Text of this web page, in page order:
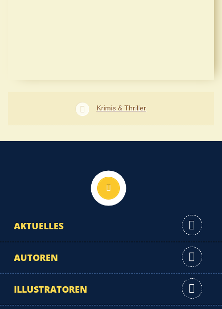
Krimis & Thriller
AKTUELLES
AUTOREN
ILLUSTRATOREN